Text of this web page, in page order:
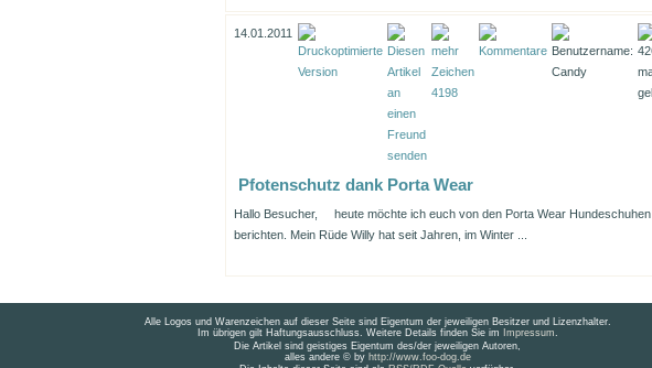
14.01.2011
Pfotenschutz dank Porta Wear
Hallo Besucher,
heute möchte ich euch von den Porta Wear Hundeschuhen
berichten. Mein Rüde Willy hat seit Jahren, im Winter ...
Alle Logos und Warenzeichen auf dieser Seite sind Eigentum der jeweiligen Besitzer und Lizenzhalter.
Im übrigen gilt Haftungsausschluss. Weitere Details finden Sie im
Impressum.
Die Artikel sind geistiges Eigentum des/der jeweiligen Autoren,
alles andere © by http://www.foo-dog.de